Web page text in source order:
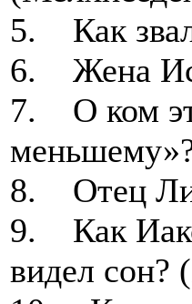
5. Как
6. Жена
7. О ком
8. Отец
9. Как
видел сон?